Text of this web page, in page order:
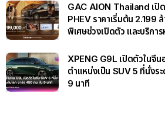
GAC AION Thailand เปิ
PHEV ราคาเริ่มต้น 2.199
พิเศษช่วงเปิดตัว และบริกา
XPENG G9L เปิดตัวในจีน
ตำแหน่งเป็น SUV 5 ที่นั่งร
9 นาที